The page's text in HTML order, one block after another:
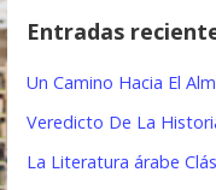
Entradas
Un Camino Hacia El
Veredicto De La
La Literatura árabe